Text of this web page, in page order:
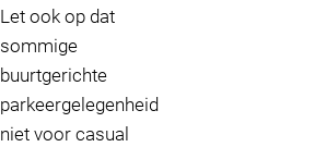
Let ook op dat
sommige
buurtgerichte
parkeergelegenheid
niet voor casual